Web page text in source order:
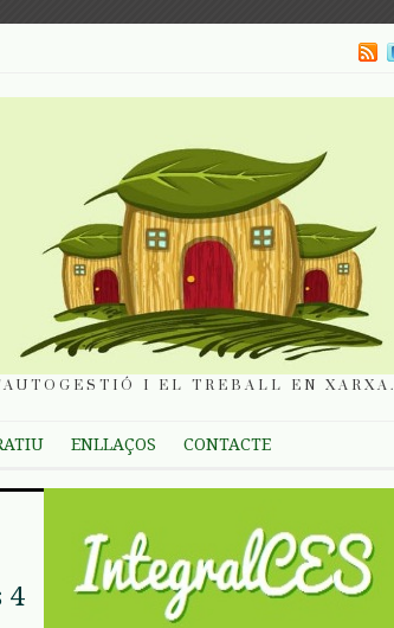
I EL TREBALL EN XARXA.
ENLLAÇOS CONTACTE
4